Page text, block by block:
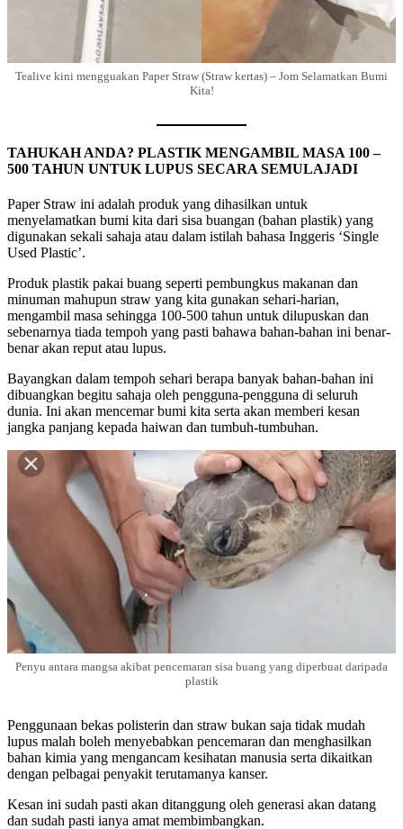
Tealive kini mengguakan Paper Straw (Straw kertas) – Jom Selamatkan Bumi
Kita!
TAHUKAH ANDA? PLASTIK MENGAMBIL MASA 100 –
500 TAHUN UNTUK LUPUS SECARA SEMULAJADI
Paper Straw ini adalah produk yang dihasilkan untuk
menyelamatkan bumi kita dari sisa buangan (bahan plastik) yang
digunakan sekali sahaja atau dalam istilah bahasa Inggeris ‘Single
Used Plastic’.
Produk plastik pakai buang seperti pembungkus makanan dan
minuman mahupun straw yang kita gunakan sehari-harian,
mengambil masa sehingga 100-500 tahun untuk dilupuskan dan
sebenarnya tiada tempoh yang pasti bahawa bahan-bahan ini benar-
benar akan reput atau lupus.
Bayangkan dalam tempoh sehari berapa banyak bahan-bahan ini
dibuangkan begitu sahaja oleh pengguna-pengguna di seluruh
dunia. Ini akan mencemar bumi kita serta akan memberi kesan
jangka panjang kepada haiwan dan tumbuh-tumbuhan.
Penyu antara mangsa akibat pencemaran sisa buang yang diperbuat daripada
plastik
Penggunaan bekas polisterin dan straw bukan saja tidak mudah
lupus malah boleh menyebabkan pencemaran dan menghasilkan
bahan kimia yang mengancam kesihatan manusia serta dikaitkan
dengan pelbagai penyakit terutamanya kanser.
Kesan ini sudah pasti akan ditanggung oleh generasi akan datang
dan sudah pasti ianya amat membimbangkan.